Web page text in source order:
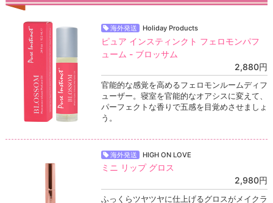
海外発送 Holiday Products
ピュア インスティンクト フェロモンパフ
ューム - ブロッサム
2,880円
官能的な感覚を高めるフェロモンルームディフ
ューザー。寝室を官能的なオアシスに変えて、
パーフェクトな香りで五感を目覚めさせましょ
う。
海外発送 HIGH ON LOVE
ミニ リップ グロス
2,980円
ふっくらツヤツヤに仕上げるグロスがメイクラ